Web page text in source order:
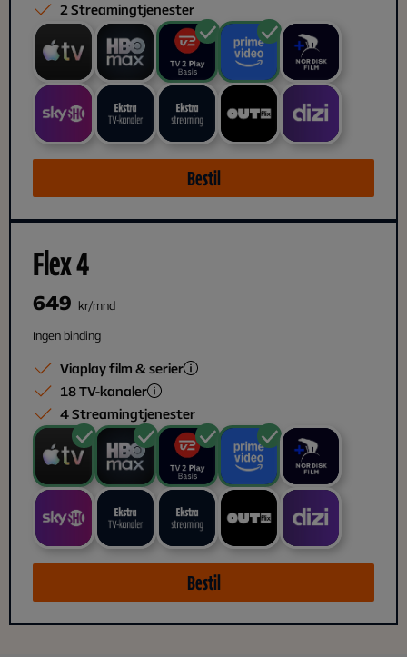
2 Streamingtjenester
Bestil
Flex 4
649 kr/mnd
Ingen binding
Viaplay film & serier
18 TV-kanaler
4 Streamingtjenester
Bestil